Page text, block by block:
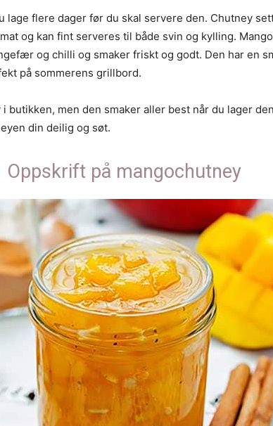
lage flere dager før du skal servere den. Chutney
og kan fint serveres til både svin og kylling.
og chilli og smaker friskt og godt. Den har en
på sommerens grillbord.
butikken, men den smaker aller best når du lager
din deilig og søt.
Oppskrift på mangochutney